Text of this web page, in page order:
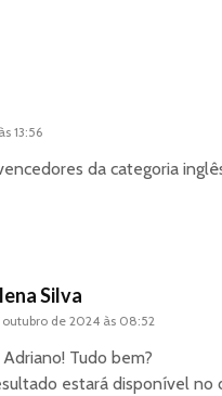
13:56
da categoria
Silva
outubro de 2024 às 08:52
Adriano! Tudo bem?
estará disponível no